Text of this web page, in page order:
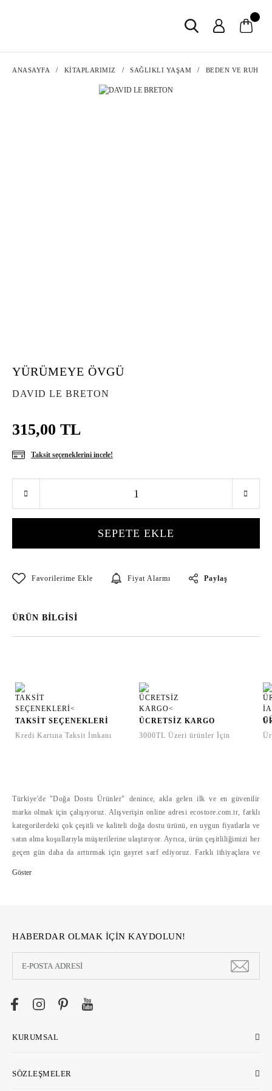
ANASAYFA KİTAPLARIMIZ SAĞLIKLI YAŞAM BEDEN VE RUH
YÜRÜMEYE ÖVGÜ
DAVID LE BRETON
315,00 TL
Taksit seçeneklerini incele!
SEPETE EKLE
Fiyat Alarmı Paylaş
ÜRÜN BİLGİSİ
TAKSİT SEÇENEKLERİ
Kredi Kartına Taksit İmkanı
ÜCRETSİZ KARGO
3000TL Üzeri ürünler İçin
Türkiye'de "Doğa Dostu Ürünler" denince, akla gelen ilk ve en güvenilir
marka olmak için çalışıyoruz. Alışverişin online adresi ecostore.com.tr, farklı
kategorilerdeki çok çeşitli ve kaliteli doğa dostu ürünü, en uygun fiyatlarla ve
satın alma koşullarıyla müşterilerine ulaştırıyor. Ayrıca, ürün çeşitliliğimizi her
geçen gün daha da arttırmak için gayret sarf ediyoruz. Farklı ithiyaçlara ve
HABERDAR OLMAK İÇİN KAYDOLUN!
KURUMSAL
SÖZLEŞMELER